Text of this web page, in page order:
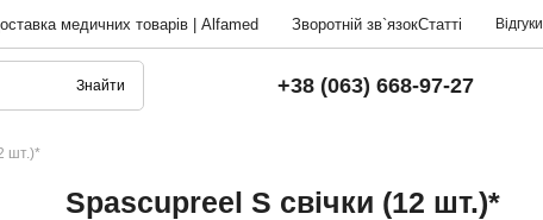
медичних товарів | Alfamed Зворотній зв`язокСтатті Відгуки
Знайти +38 (063) 668-97-27
шт.)*
Spascupreel S свічки (12 шт.)*